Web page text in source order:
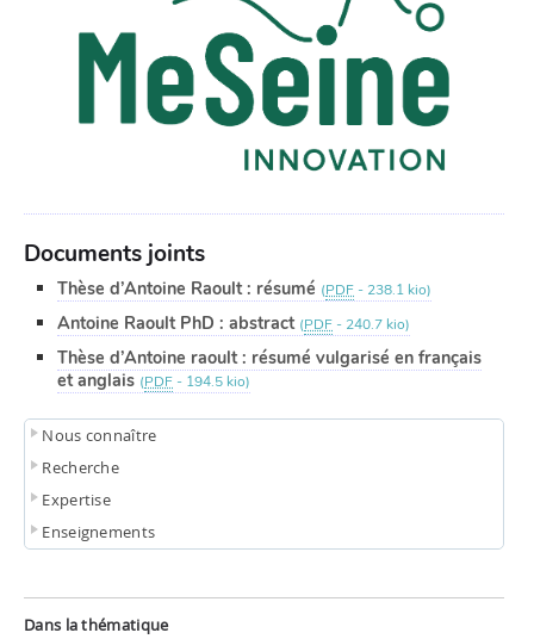
Documents joints
Thèse d’Antoine Raoult : résumé (PDF - 238.1 kio)
Antoine Raoult PhD : abstract (PDF - 240.7 kio)
Thèse d’Antoine raoult : résumé vulgarisé en français
et anglais (PDF - 194.5 kio)
Nous connaître
Recherche
Expertise
Enseignements
Dans la thématique